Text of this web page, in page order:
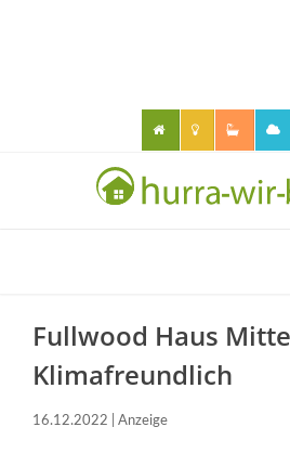
Fullwood Haus
Klimafreundlich
16.12.2022 | Anzeige